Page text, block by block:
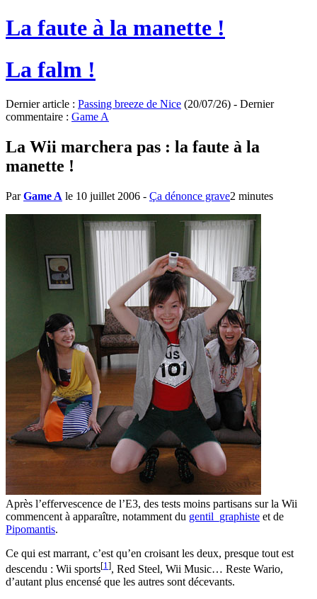
La faute à la manette !
La falm !
Dernier article : Passing breeze de Nice (20/07/26) - Dernier
commentaire : Game A
La Wii marchera pas : la faute à la
manette !
ParGame A le 10 juillet 2006 - Ça dénonce grave2 minutes
Après l’effervescence de l’E3, des tests moins partisans sur la Wii
commencent à apparaître, notamment du gentil_graphiste et de
Pipomantis.
Ce qui est marrant, c’est qu’en croisant les deux, presque tout est
descendu : Wii sports[1], Red Steel, Wii Music… Reste Wario,
d’autant plus encensé que les autres sont décevants.